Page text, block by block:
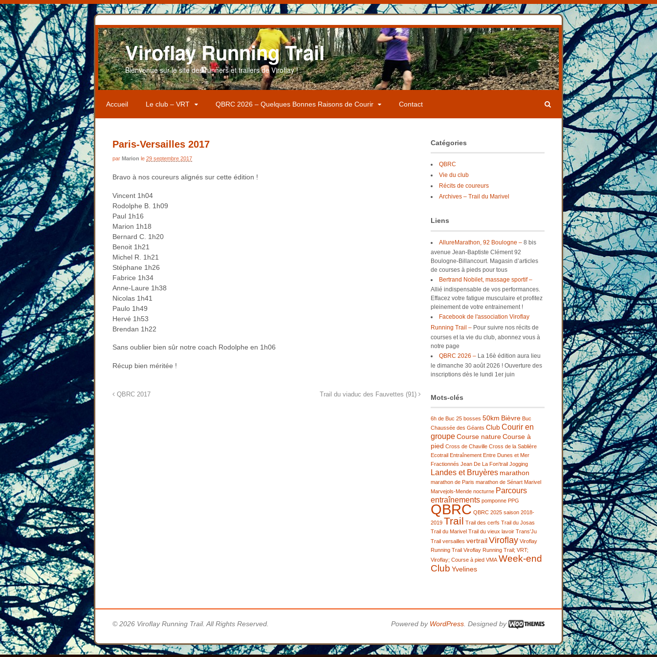
Viroflay Running Trail
Bienvenue sur le site des runners et trailers de Viroflay !
Accueil Le club – VRT QBRC 2026 – Quelques Bonnes Raisons de Courir Contact
Paris-Versailles 2017
par Marion le 29 septembre 2017
Bravo à nos coureurs alignés sur cette édition !
Vincent 1h04
Rodolphe B. 1h09
Paul 1h16
Marion 1h18
Bernard C. 1h20
Benoit 1h21
Michel R. 1h21
Stéphane 1h26
Fabrice 1h34
Anne-Laure 1h38
Nicolas 1h41
Paulo 1h49
Hervé 1h53
Brendan 1h22
Sans oublier bien sûr notre coach Rodolphe en 1h06
Récup bien méritée !
QBRC 2017 Trail du viaduc des Fauvettes (91)
Catégories
QBRC
Vie du club
Récits de coureurs
Archives – Trail du Marivel
Liens
AllureMarathon, 92 Boulogne –8 bis
avenue Jean-Baptiste Clément 92
Boulogne-Billancourt. Magasin d’articles
de courses à pieds pour tous
Bertrand Nobilet, massage sportif –
Allié indispensable de vos performances.
Effacez votre fatigue musculaire et profitez
pleinement de votre entrainement !
Facebook de l'association Viroflay
Running Trail –Pour suivre nos récits de
courses et la vie du club, abonnez vous à
notre page
QBRC 2026 –La 16è édition aura lieu
le dimanche 30 août 2026 ! Ouverture des
inscriptions dès le lundi 1er juin
Mots-clés
6h de Buc 25 bosses 50km Bièvre Buc
Chaussée des Géants Club Courir en
groupe Course nature Course à
pied Cross de Chaville Cross de la Sablière
Ecotrail Entraînement Entre Dunes et Mer
Fractionnés Jean De La Fon'trail Jogging
Landes et Bruyères marathon
marathon de Paris marathon de Sénart Marivel
Marvejols-Mende nocturne Parcours
entraînements pomponne PPG
QBRC QBRC 2025 saison 2018-
2019 Trail Trail des cerfs Trail du Josas
Trail du Marivel Trail du vieux lavoir Trans'Ju
Trail versailles vertrail Viroflay Viroflay
Running Trail Viroflay Running Trail; VRT;
Viroflay; Course à pied VMA Week-end
Club Yvelines
© 2026 Viroflay Running Trail. All Rights Reserved. Powered by WordPress . Designed by